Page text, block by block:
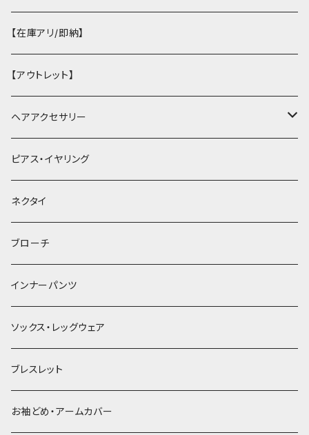
【在庫アリ/即納】
【アウトレット】
ヘアアクセサリー
ヘアクリップ
ヘッドドレス・カチューシャ
ヘアゴム
簪
ピアス・イヤリング
ネクタイ
ブローチ
インナーパンツ
ソックス・レッグウェア
ブレスレット
お袖どめ・アームカバー